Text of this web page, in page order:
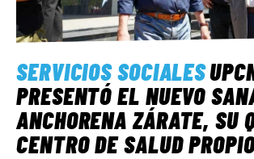
SERVICIOS SOCIALES
PRESENTÓ EL NUEVO
ANCHORENA ZÁRATE, SU
CENTRO DE SALUD